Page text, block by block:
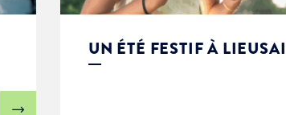
UN ÉTÉ FESTIF À